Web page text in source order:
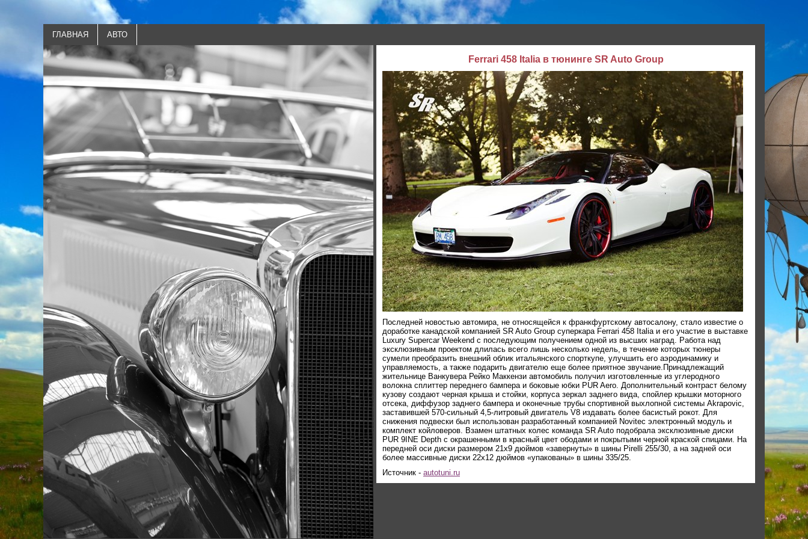
ГЛАВНАЯ АВТО
Ferrari 458 Italia в тюнинге SR Auto Group
Последней новостью автомира, не относящейся к франкфуртскому автосалону, стало известие о
доработке канадской компанией SR Auto Group суперкара Ferrari 458 Italia и его участие в выставке
Luxury Supercar Weekend с последующим получением одной из высших наград. Работа над
эксклюзивным проектом длилась всего лишь несколько недель, в течение которых тюнеры
сумели преобразить внешний облик итальянского спорткупе, улучшить его аэродинамику и
управляемость, а также подарить двигателю еще более приятное звучание.Принадлежащий
жительнице Ванкувера Рейко Маккензи автомобиль получил изготовленные из углеродного
волокна сплиттер переднего бампера и боковые юбки PUR Aero. Дополнительный контраст белому
кузову создают черная крыша и стойки, корпуса зеркал заднего вида, спойлер крышки моторного
отсека, диффузор заднего бампера и оконечные трубы спортивной выхлопной системы Akrapovic,
заставившей 570-сильный 4,5-литровый двигатель V8 издавать более басистый рокот. Для
снижения подвески был использован разработанный компанией Novitec электронный модуль и
комплект койловеров. Взамен штатных колес команда SR Auto подобрала эксклюзивные диски
PUR 9INE Depth с окрашенными в красный цвет ободами и покрытыми черной краской спицами. На
передней оси диски размером 21х9 дюймов «завернуты» в шины Pirelli 255/30, а на задней оси
более массивные диски 22х12 дюймов «упакованы» в шины 335/25.
Источник - autotuni.ru